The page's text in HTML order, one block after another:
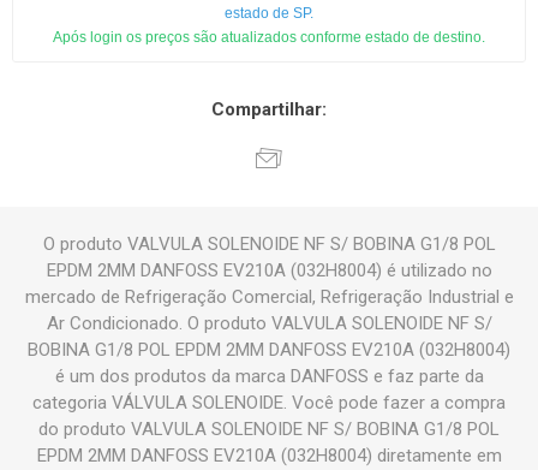
estado de SP.
Após login os preços são atualizados conforme estado de destino.
Compartilhar:
O produto VALVULA SOLENOIDE NF S/ BOBINA G1/8 POL
EPDM 2MM DANFOSS EV210A (032H8004) é utilizado no
mercado de Refrigeração Comercial, Refrigeração Industrial e
Ar Condicionado. O produto VALVULA SOLENOIDE NF S/
BOBINA G1/8 POL EPDM 2MM DANFOSS EV210A (032H8004)
é um dos produtos da marca DANFOSS e faz parte da
categoria VÁLVULA SOLENOIDE. Você pode fazer a compra
do produto VALVULA SOLENOIDE NF S/ BOBINA G1/8 POL
EPDM 2MM DANFOSS EV210A (032H8004) diretamente em